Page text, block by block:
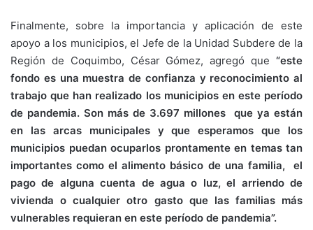
Finalmente, sobre la importancia y aplicación de este
apoyo a los municipios, el Jefe de la Unidad Subdere de la
Región de Coquimbo, César Gómez, agregó que “este
fondo es una muestra de confianza y reconocimiento al
trabajo que han realizado los municipios en este período
de pandemia. Son más de 3.697 millones que ya están
en las arcas municipales y que esperamos que los
municipios puedan ocuparlos prontamente en temas tan
importantes como el alimento básico de una familia, el
pago de alguna cuenta de agua o luz, el arriendo de
vivienda o cualquier otro gasto que las familias más
vulnerables requieran en este período de pandemia”.